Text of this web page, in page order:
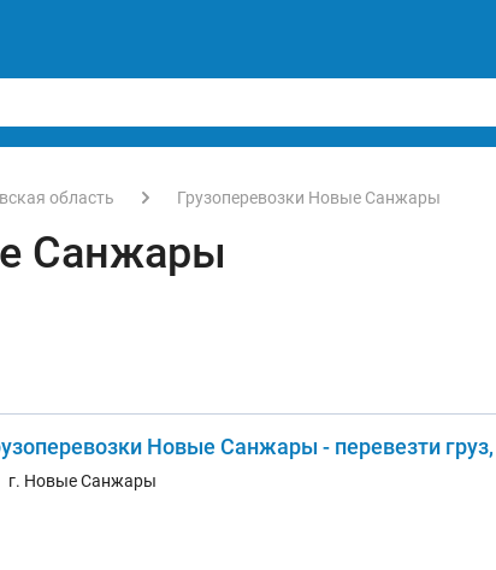
область Грузоперевозки Новые Санжары
Санжары
Новые Санжары - перевезти
г. Новые Санжары